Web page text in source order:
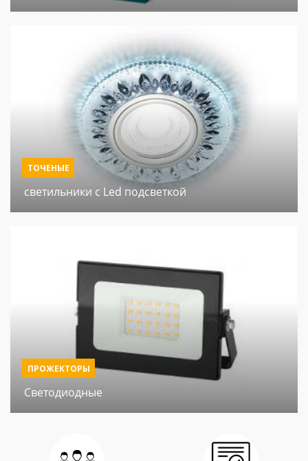
ТОЧЕНЫЕ
светильники с Led подсветкой
ПРОЖЕКТОРЫ
Светодиодные